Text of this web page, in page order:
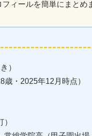
）
歳・2025年12月時点）
常総学院高（甲子園出